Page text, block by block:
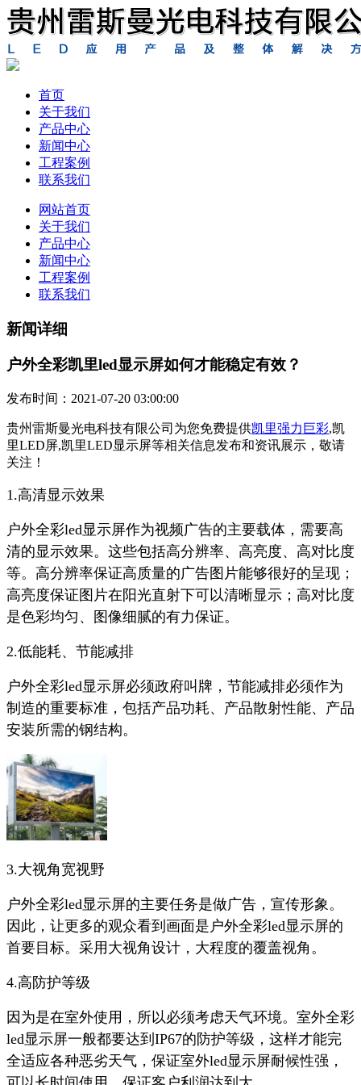
首页
关于我们
产品中心
新闻中心
工程案例
联系我们
网站首页
关于我们
产品中心
新闻中心
工程案例
联系我们
新闻详细
户外全彩凯里led显示屏如何才能稳定有效？
发布时间：2021-07-20 03:00:00
贵州雷斯曼光电科技有限公司为您免费提供凯里强力巨彩,凯
里LED屏,凯里LED显示屏等相关信息发布和资讯展示，敬请
关注！
1.高清显示效果
户外全彩led显示屏作为视频广告的主要载体，需要高
清的显示效果。这些包括高分辨率、高亮度、高对比度
等。高分辨率保证高质量的广告图片能够很好的呈现；
高亮度保证图片在阳光直射下可以清晰显示；高对比度
是色彩均匀、图像细腻的有力保证。
2.低能耗、节能减排
户外全彩led显示屏必须政府叫牌，节能减排必须作为
制造的重要标准，包括产品功耗、产品散射性能、产品
安装所需的钢结构。
3.大视角宽视野
户外全彩led显示屏的主要任务是做广告，宣传形象。
因此，让更多的观众看到画面是户外全彩led显示屏的
首要目标。采用大视角设计，大程度的覆盖视角。
4.高防护等级
因为是在室外使用，所以必须考虑天气环境。室外全彩
led显示屏一般都要达到IP67的防护等级，这样才能完
全适应各种恶劣天气，保证室外led显示屏耐候性强，